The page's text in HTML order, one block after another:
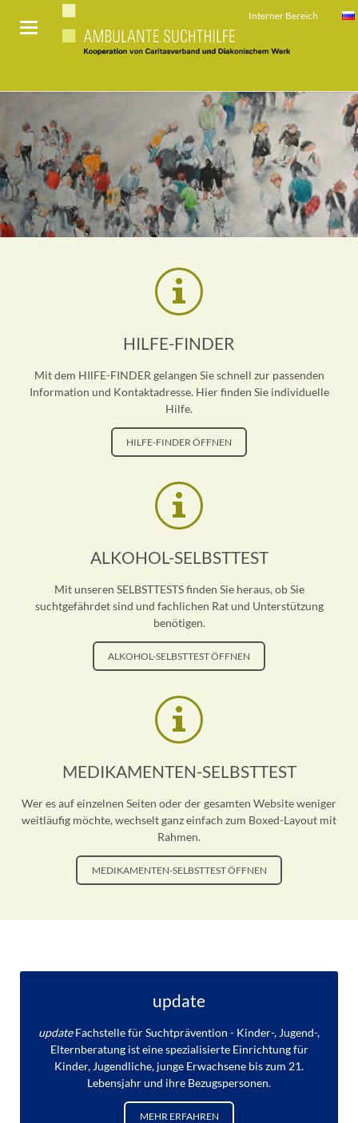
Interner Bereich
HILFE-FINDER
Mit dem HIlFE-FINDER gelangen Sie schnell zur passenden
Information und Kontaktadresse. Hier finden Sie individuelle
Hilfe.
HILFE-FINDER ÖFFNEN
ALKOHOL-SELBSTTEST
Mit unseren SELBSTTESTS finden Sie heraus, ob Sie
suchtgefährdet sind und fachlichen Rat und Unterstützung
benötigen.
ALKOHOL-SELBSTTEST ÖFFNEN
MEDIKAMENTEN-SELBSTTEST
Wer es auf einzelnen Seiten oder der gesamten Website weniger
weitläufig möchte, wechselt ganz einfach zum Boxed-Layout mit
Rahmen.
MEDIKAMENTEN-SELBSTTEST ÖFFNEN
update
updateFachstelle für Suchtprävention - Kinder-, Jugend-,
Elternberatung ist eine spezialisierte Einrichtung für
Kinder, Jugendliche, junge Erwachsene bis zum 21.
Lebensjahr und ihre Bezugspersonen.
MEHR ERFAHREN